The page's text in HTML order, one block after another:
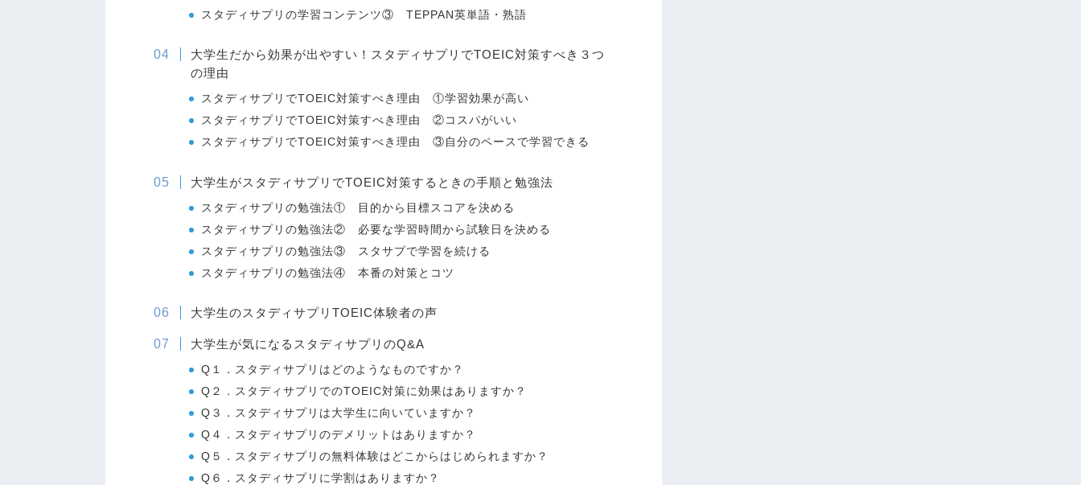
スタディサプリの学習コンテンツ③ TEPPAN英単語・熟語
大学生だから効果が出やすい！スタディサプリでTOEIC対策すべき３つ
の理由
スタディサプリでTOEIC対策すべき理由 ①学習効果が高い
スタディサプリでTOEIC対策すべき理由 ②コスパがいい
スタディサプリでTOEIC対策すべき理由 ③自分のペースで学習できる
大学生がスタディサプリでTOEIC対策するときの手順と勉強法
スタディサプリの勉強法① 目的から目標スコアを決める
スタディサプリの勉強法② 必要な学習時間から試験日を決める
スタディサプリの勉強法③ スタサプで学習を続ける
スタディサプリの勉強法④ 本番の対策とコツ
大学生のスタディサプリTOEIC体験者の声
大学生が気になるスタディサプリのQ&A
Q１．スタディサプリはどのようなものですか？
Q２．スタディサプリでのTOEIC対策に効果はありますか？
Q３．スタディサプリは大学生に向いていますか？
Q４．スタディサプリのデメリットはありますか？
Q５．スタディサプリの無料体験はどこからはじめられますか？
Q６．スタディサプリに学割はありますか？